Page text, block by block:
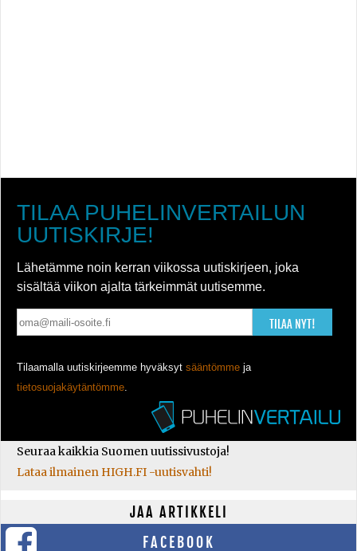
TILAA PUHELINVERTAILUN
UUTISKIRJE!
Lähetämme noin kerran viikossa uutiskirjeen, joka
sisältää viikon ajalta tärkeimmät uutisemme.
TILAA NYT!
Tilaamalla uutiskirjeemme hyväksyt sääntömme ja
tietosuojakäytäntömme.
Seuraa kaikkia Suomen uutissivustoja!
Lataa ilmainen HIGH.FI -uutisvahti!
JAA ARTIKKELI
FACEBOOK